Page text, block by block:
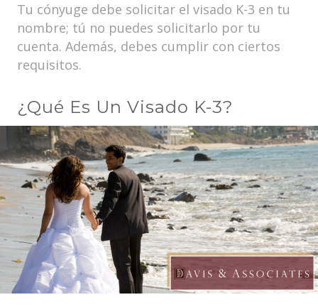
Tu cónyuge debe solicitar el visado K-3 en tu
nombre; tú no puedes solicitarlo por tu
cuenta. Además, debes cumplir con ciertos
requisitos.
¿Qué Es Un Visado K-3?